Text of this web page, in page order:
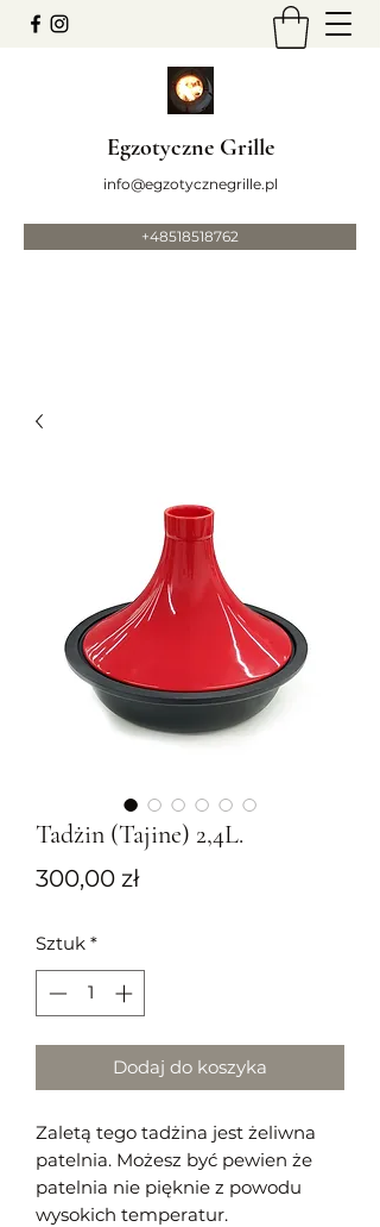
Egzotyczne Grille
info@egzotycznegrille.pl
+48518518762
Tadżin (Tajine) 2,4L.
300,00 złCena
Sztuk *
Dodaj do koszyka
Zaletą tego tadżina jest żeliwna
patelnia. Możesz być pewien że
patelnia nie pięknie z powodu
wysokich temperatur.